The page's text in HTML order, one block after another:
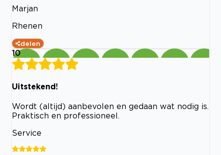
Marjan
Rhenen
delen
10
Uitstekend!
Wordt (altijd) aanbevolen en gedaan wat nodig is.
Praktisch en professioneel.
Service